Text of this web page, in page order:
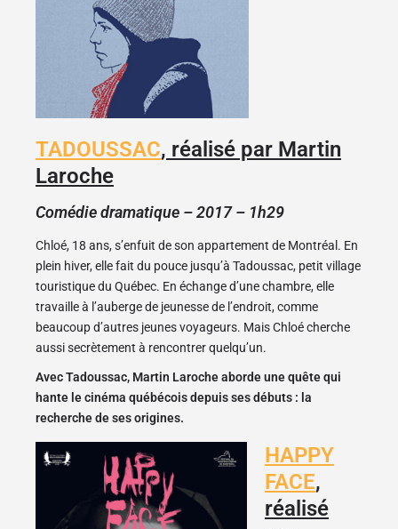
TADOUSSAC, réalisé par Martin
Laroche
Comédie dramatique – 2017 – 1h29
Chloé, 18 ans, s’enfuit de son appartement de Montréal. En
plein hiver, elle fait du pouce jusqu’à Tadoussac, petit village
touristique du Québec. En échange d’une chambre, elle
travaille à l’auberge de jeunesse de l’endroit, comme
beaucoup d’autres jeunes voyageurs. Mais Chloé cherche
aussi secrètement à rencontrer quelqu’un.
Avec Tadoussac, Martin Larocheaborde une quête qui
hante le cinéma québécois depuis ses débuts : la
recherche de ses origines.
HAPPY
FACE,
réalisé